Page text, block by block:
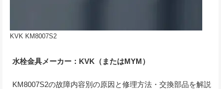
KVK KM8007S2
水栓金具メーカー：KVK（またはMYM）
KM8007S2の故障内容別の原因と修理方法・交換部品を解説